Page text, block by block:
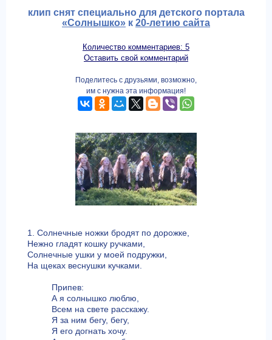
клип снят специально для детского портала
«Солнышко» к 20-летию сайта
Количество комментариев: 5
Оставить свой комментарий
Поделитесь с друзьями, возможно,
им с нужна эта информация!
1. Солнечные ножки бродят по дорожке,
Нежно гладят кошку ручками,
Солнечные ушки у моей подружки,
На щеках веснушки кучками.
Припев:
А я солнышко люблю,
Всем на свете расскажу.
Я за ним бегу, бегу,
Я его догнать хочу.